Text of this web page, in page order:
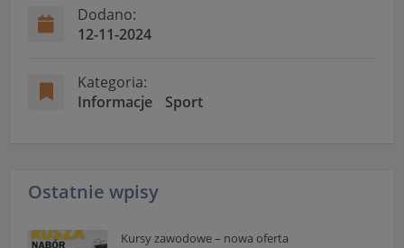
Dodano:
12-11-2024
Kategoria:
Informacje
Sport
Ostatnie wpisy
Kursy zawodowe – nowa oferta